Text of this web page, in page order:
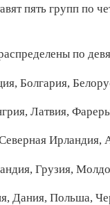
пять групп по
по
Болгария,
Латвия,
Грузия,
Дания, Польша,